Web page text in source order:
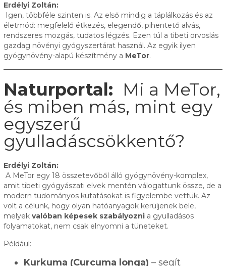
Erdélyi Zoltán:
Igen, többféle szinten is. Az első mindig a táplálkozás és az
életmód: megfelelő étkezés, elegendő, pihentető alvás,
rendszeres mozgás, tudatos légzés. Ezen túl a tibeti orvoslás
gazdag növényi gyógyszertárat használ. Az egyik ilyen
gyógynövény-alapú készítmény a MeTor.
Naturportal: Mi a MeTor,
és miben más, mint egy
egyszerű
gyulladáscsökkentő?
Erdélyi Zoltán:
A MeTor egy 18 összetevőből álló gyógynövény-komplex,
amit tibeti gyógyászati elvek mentén válogattunk össze, de a
modern tudományos kutatásokat is figyelembe vettük. Az
volt a célunk, hogy olyan hatóanyagok kerüljenek bele,
melyek valóban képesek szabályoznia gyulladásos
folyamatokat, nem csak elnyomni a tüneteket.
Például:
Kurkuma (Curcuma longa) – segít